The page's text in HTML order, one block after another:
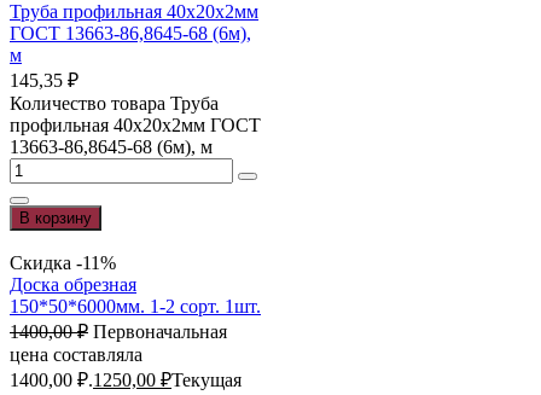
Труба профильная 40х20х2мм
ГОСТ 13663-86,8645-68 (6м),
м
145,35 ₽
Количество товара Труба
профильная 40х20х2мм ГОСТ
13663-86,8645-68 (6м), м
В корзину
Скидка -11%
Доска обрезная
150*50*6000мм. 1-2 сорт. 1шт.
1400,00₽ Первоначальная
цена составляла
1400,00 ₽.1250,00 ₽Текущая